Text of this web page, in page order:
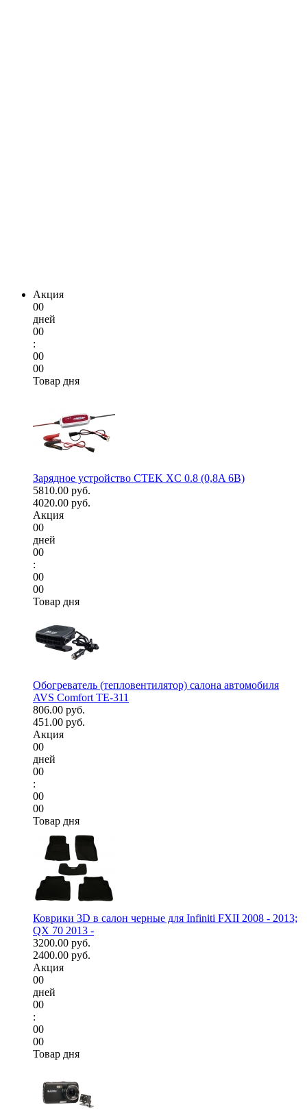
Акция
00
дней
00
:
00
00
Товар дня
Зарядное устройство CTEK XC 0.8 (0,8A 6В)
5810.00 руб.
4020.00 руб.
Акция
00
дней
00
:
00
00
Товар дня
Обогреватель (тепловентилятор) салона автомобиля
AVS Comfort TE-311
806.00 руб.
451.00 руб.
Акция
00
дней
00
:
00
00
Товар дня
Коврики 3D в салон черные для Infiniti FXII 2008 - 2013;
QX 70 2013 -
3200.00 руб.
2400.00 руб.
Акция
00
дней
00
:
00
00
Товар дня